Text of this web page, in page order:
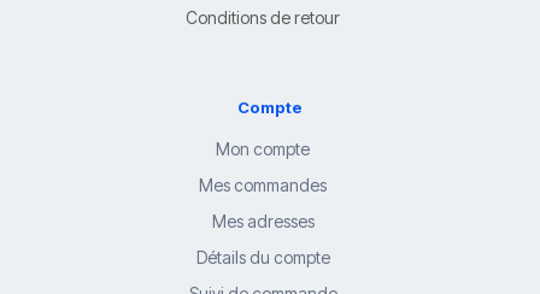
Conditions de retour
Compte
Mon compte
Mes commandes
Mes adresses
Détails du compte